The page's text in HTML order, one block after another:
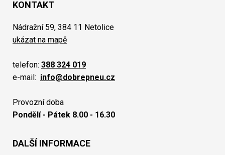
KONTAKT
Nádražní 59, 384 11 Netolice
ukázat na mapě
telefon: 388 324 019
e-mail: info@dobrepneu.cz
Provozní doba
Pondělí - Pátek 8.00 - 16.30
DALŠÍ INFORMACE